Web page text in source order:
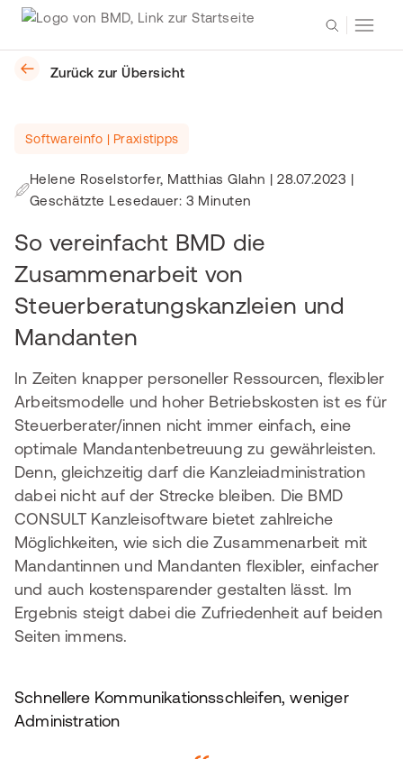
Zurück zur Übersicht
Softwareinfo | Praxistipps
Helene Roselstorfer, Matthias Glahn |28.07.2023 |
Geschätzte Lesedauer: 3 Minuten
So vereinfacht BMD die
Zusammenarbeit von
Steuerberatungskanzleien und
Mandanten
In Zeiten knapper personeller Ressourcen, flexibler
Arbeitsmodelle und hoher Betriebskosten ist es für
Steuerberater/innen nicht immer einfach, eine
optimale Mandantenbetreuung zu gewährleisten.
Denn, gleichzeitig darf die Kanzleiadministration
dabei nicht auf der Strecke bleiben. Die BMD
CONSULT Kanzleisoftware bietet zahlreiche
Möglichkeiten, wie sich die Zusammenarbeit mit
Mandantinnen und Mandanten flexibler, einfacher
und auch kostensparender gestalten lässt. Im
Ergebnis steigt dabei die Zufriedenheit auf beiden
Seiten immens.
Schnellere Kommunikationsschleifen, weniger
Administration